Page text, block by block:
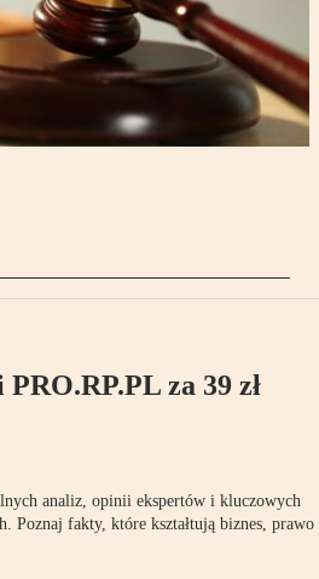
za 39 zł
analiz, opinii ekspertów i kluczowych
Poznaj fakty, które kształtują biznes, prawo